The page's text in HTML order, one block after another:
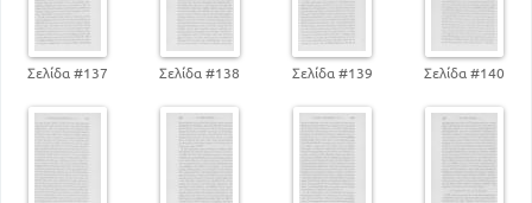
Σελίδα #137 Σελίδα #138 Σελίδα #139 Σελίδα #140